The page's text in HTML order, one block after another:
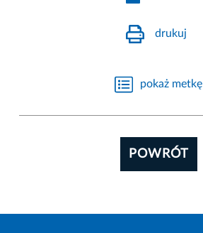
drukuj
pokaż metkę
POWRÓT